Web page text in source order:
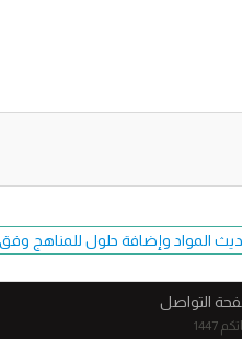
وإضافة حلول للمناهج وفق طبعة
التواصل
1447